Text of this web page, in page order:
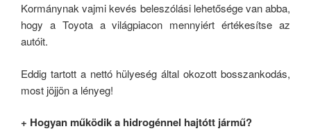
Kormánynak vajmi kevés beleszólási lehetősége van abba,
hogy a Toyota a világpiacon mennyiért értékesítse az
autóit.
Eddig tartott a nettó hülyeség által okozott bosszankodás,
most jöjjön a lényeg!
+ Hogyan működik a hidrogénnel hajtótt jármű?